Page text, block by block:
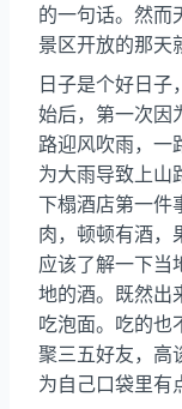
的一句话。然而
景区开放的那天
日子是个好日
始后，第一次因
路迎风吹雨，一
为大雨导致上山
下榻酒店第一件
肉，顿顿有酒，
应该了解一下当
地的酒。既然出
吃泡面。吃的也
聚三五好友，高
为自己口袋里有